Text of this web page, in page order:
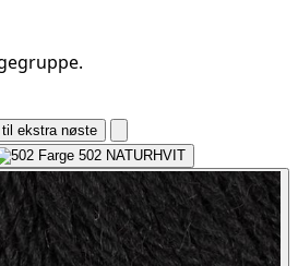
til ekstra nøste
502 NATURHVIT